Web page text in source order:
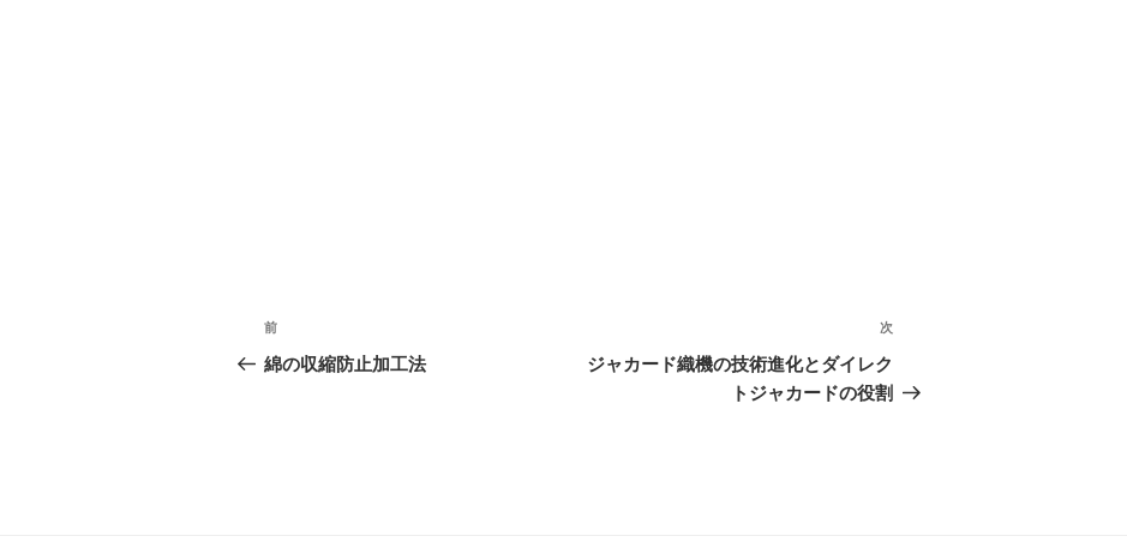
投
稿
前
の
前
綿の収縮防止加工法
次
投
次
ジャカード織機の技術進化とダイレク
トジャカードの役割